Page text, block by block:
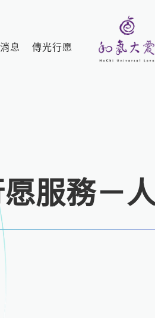
息 傳光行愿
服務－